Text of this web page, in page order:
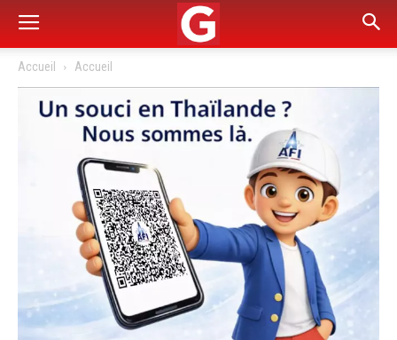
Accueil Accueil